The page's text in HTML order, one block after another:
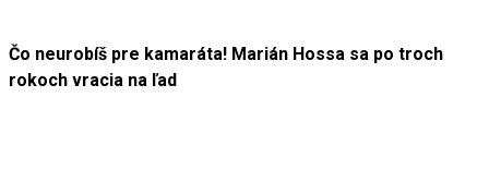
Čo neurobíš pre kamaráta! Marián Hossa sa po troch
rokoch vracia na ľad